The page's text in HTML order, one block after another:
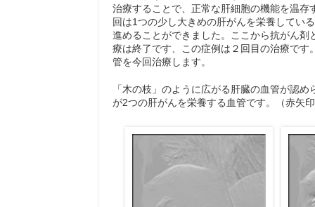
治療することで、正常な肝細胞の機能を温存
回は1つの少し大きめの肝がんを栄養してい
進めることができました。ここから抗がん剤
療は終了です、この症例は２回目の治療です
管を今回治療します。
「木の枝」のように広がる肝臓の血管が認
が2つの肝がんを栄養する血管です。（赤矢